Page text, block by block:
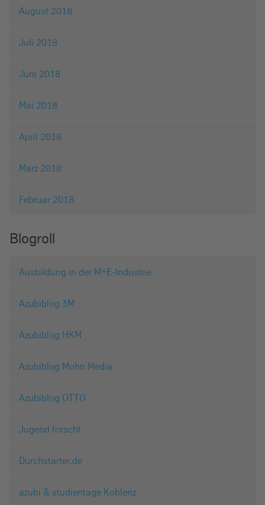
August 2018
Juli 2018
Juni 2018
Mai 2018
April 2018
März 2018
Februar 2018
Blogroll
Ausbildung in der M+E-Industrie
Azubiblog 3M
Azubiblog HKM
Azubiblog Mohn Media
Azubiblog OTTO
Jugend forscht
Durchstarter.de
azubi & studientage Koblenz